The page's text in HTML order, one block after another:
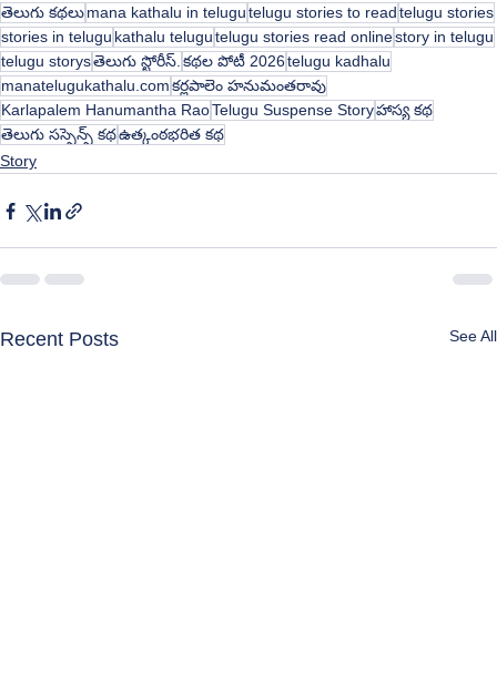
తెలుగు కథలుmana kathalu in telugutelugu stories to readtelugu stories
stories in telugu kathalu telugutelugu stories read onlinestory in telugu
telugu storysతెలుగు స్టోరీస్. కథల పోటీ 2026telugu kadhalu
manatelugukathalu.comకర్లపాలెం హనుమంతరావు
Karlapalem Hanumantha RaoTelugu Suspense Storyహాస్య కథ
తెలుగు సస్పెన్స్ కథఉత్కంఠభరిత కథ
Story
Recent Posts See All